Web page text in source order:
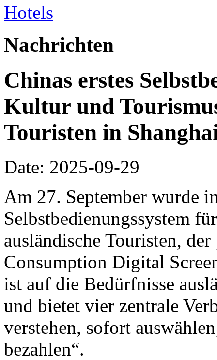
Nachrichten
Chinas erstes
Kultur und
Touristen in
Date: 2025-09-29
Am 27. September wurde
Selbstbedienungssystem
ausländische Touristen,
Consumption Digital
ist auf die Bedürfnisse
und bietet vier zentrale
verstehen, sofort
bezahlen“.